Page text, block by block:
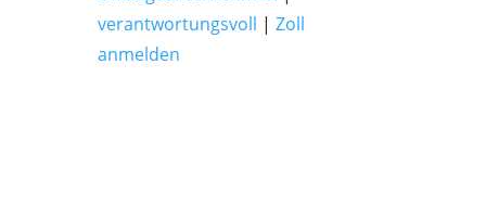
verantwortungsvoll | Zoll
anmelden